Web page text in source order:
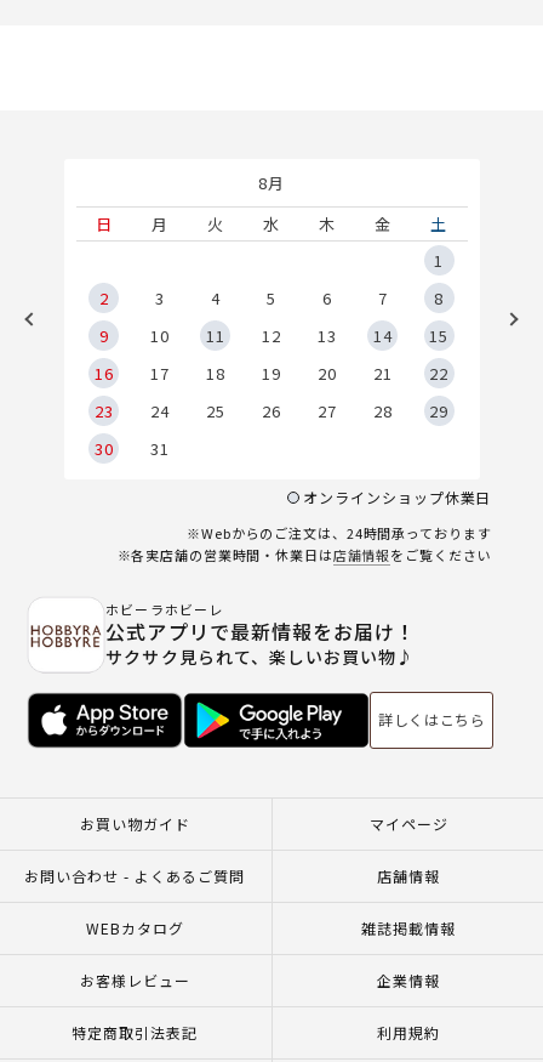
8月
日
月 火 水 木 金
土
1
2
3 4 5 6 7
8
9
10 11 12 13 14
15
16
17 18 19 20 21
22
23
24 25 26 27 28
29
30
31
オンラインショップ休業日
※Webからのご注文は、24時間承っております
※各実店舗の営業時間・休業日は店舗情報をご覧ください
ホビーラホビーレ
公式アプリで最新情報をお届け！
サクサク見られて、楽しいお買い物♪
詳しくはこちら
お買い物ガイド マイページ
お問い合わせ - よくあるご質問 店舗情報
WEBカタログ 雑誌掲載情報
お客様レビュー 企業情報
特定商取引法表記 利用規約